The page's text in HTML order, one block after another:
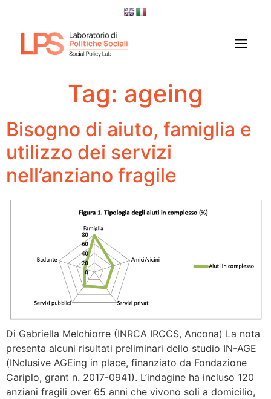
Tag: ageing
Bisogno di aiuto, famiglia e
utilizzo dei servizi
nell’anziano fragile
Di Gabriella Melchiorre (INRCA IRCCS, Ancona) La nota
presenta alcuni risultati preliminari dello studio IN-AGE
(INclusive AGEing in place, finanziato da Fondazione
Cariplo, grant n. 2017-0941). L’indagine ha incluso 120
anziani fragili over 65 anni che vivono soli a domicilio,